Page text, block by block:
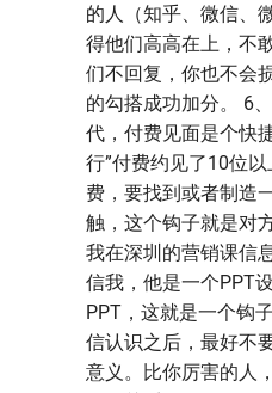
的人（知乎、微信、
得他们高高在上，不
们不回复，你也不会
的勾搭成功加分。 6
代，付费见面是个快
行‌‌”付费约见了10位
费，要找到或者制造
触，这个钩子就是对
我在深圳的营销课信
信我，他是一个PPT
PPT，这就是一个钩
信认识之后，最好不
意义。比你厉害的人